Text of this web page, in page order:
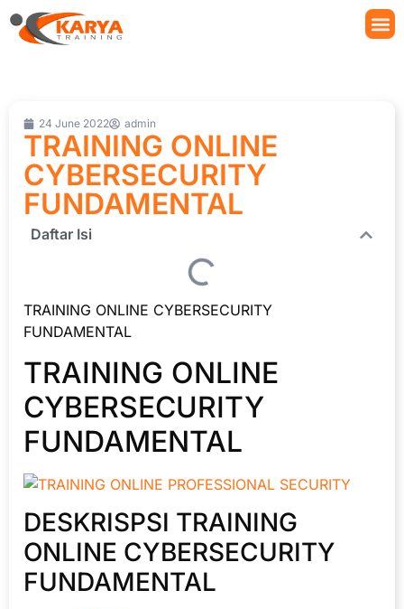
24 June 2022 admin
TRAINING ONLINE
CYBERSECURITY
FUNDAMENTAL
Daftar Isi
TRAINING ONLINE CYBERSECURITY
FUNDAMENTAL
TRAINING ONLINE
CYBERSECURITY
FUNDAMENTAL
DESKRISPSI TRAINING
ONLINE CYBERSECURITY
FUNDAMENTAL